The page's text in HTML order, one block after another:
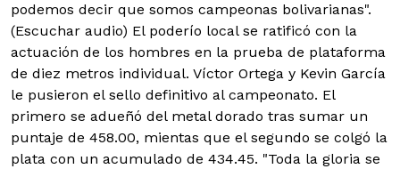
podemos decir que somos campeonas bolivarianas".
(Escuchar audio) El poderío local se ratificó con la
actuación de los hombres en la prueba de plataforma
de diez metros individual. Víctor Ortega y Kevin García
le pusieron el sello definitivo al campeonato. El
primero se adueñó del metal dorado tras sumar un
puntaje de 458.00, mientas que el segundo se colgó la
plata con un acumulado de 434.45. "Toda la gloria se